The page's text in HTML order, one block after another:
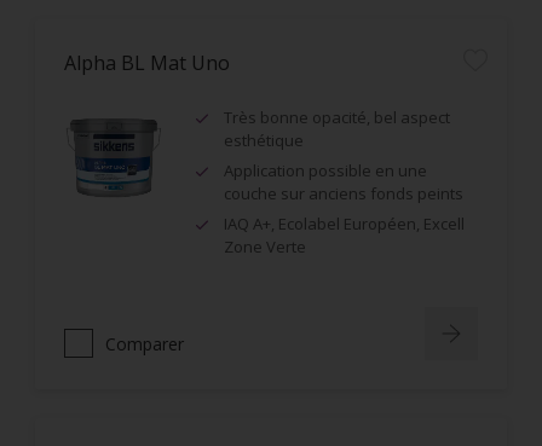
Alpha BL Mat Uno
Très bonne opacité, bel aspect
esthétique
Application possible en une
couche sur anciens fonds peints
IAQ A+, Ecolabel Européen, Excell
Zone Verte
Comparer